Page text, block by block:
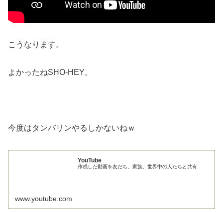
こうなります。
よかったねSHO-HEY。
今度はタンバリンやるしかないねｗ
YouTube
作成した動画を友だち、家族、世界中の人たちと共有
www.youtube.com